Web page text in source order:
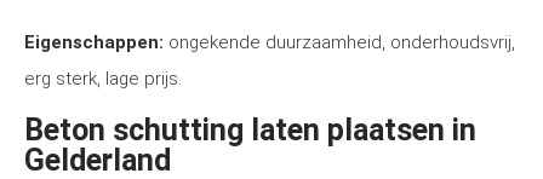
Eigenschappen: ongekende duurzaamheid, onderhoudsvrij,
erg sterk, lage prijs.
Beton schutting laten plaatsen in
Gelderland